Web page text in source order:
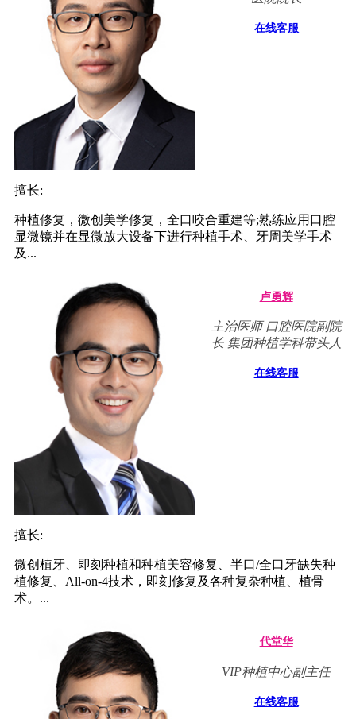
在线客服
擅长:
种植修复，微创美学修复，全口咬合重建等;熟练应用口腔
显微镜并在显微放大设备下进行种植手术、牙周美学手术
及...
卢勇辉
主治医师 口腔医院副院
长 集团种植学科带头人
在线客服
擅长:
微创植牙、即刻种植和种植美容修复、半口/全口牙缺失种
植修复、All-on-4技术，即刻修复及各种复杂种植、植骨
术。...
代堂华
VIP种植中心副主任
在线客服